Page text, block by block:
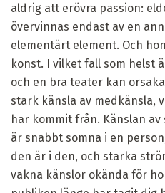
aldrig att erövra passion:
övervinnas endast av en
elementärt element. Och
konst. I vilket fall som helst
och en bra teater kan
stark känsla av medkänsla,
har kommit från. Känslan
är snabbt somna i en
den är i den, och starka
vakna känslor okända för